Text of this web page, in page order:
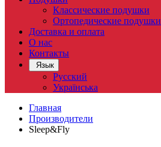
Классические подушки
Ортопедические подушки
Доставка и оплата
О нас
Контакты
Язык
Русский
Українська
Главная
Производители
Sleep&Fly